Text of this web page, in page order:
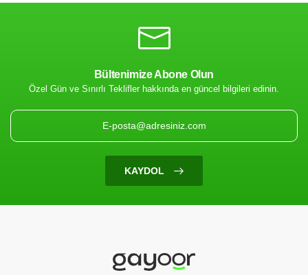
Filtrenize Uygun
Ürün Bulunamadı
Bültenimize Abone Olun
Özel Gün ve Sınırlı Teklifler hakkında en güncel bilgileri edinin.
KAYDOL